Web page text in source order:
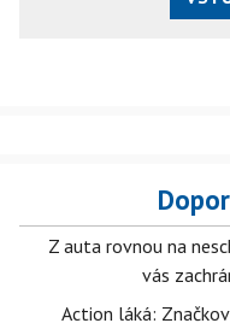
Z auta rovnou na
vás
Action láká: